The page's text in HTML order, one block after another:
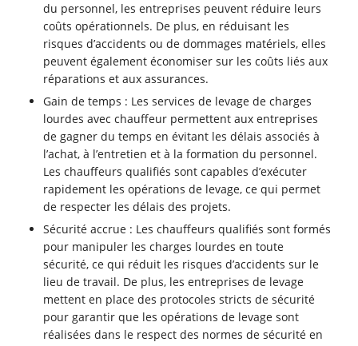
du personnel, les entreprises peuvent réduire leurs
coûts opérationnels. De plus, en réduisant les
risques d’accidents ou de dommages matériels, elles
peuvent également économiser sur les coûts liés aux
réparations et aux assurances.
Gain de temps : Les services de levage de charges
lourdes avec chauffeur permettent aux entreprises
de gagner du temps en évitant les délais associés à
l’achat, à l’entretien et à la formation du personnel.
Les chauffeurs qualifiés sont capables d’exécuter
rapidement les opérations de levage, ce qui permet
de respecter les délais des projets.
Sécurité accrue : Les chauffeurs qualifiés sont formés
pour manipuler les charges lourdes en toute
sécurité, ce qui réduit les risques d’accidents sur le
lieu de travail. De plus, les entreprises de levage
mettent en place des protocoles stricts de sécurité
pour garantir que les opérations de levage sont
réalisées dans le respect des normes de sécurité en